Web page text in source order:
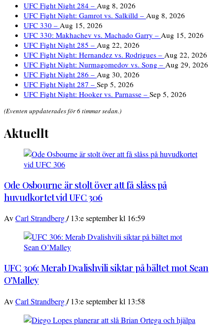
UFC Fight Night 284 – Aug 8, 2026
UFC Fight Night: Gamrot vs. Salkilld – Aug 8, 2026
UFC 330 – Aug 15, 2026
UFC 330: Makhachev vs. Machado Garry – Aug 15, 2026
UFC Fight Night 285 – Aug 22, 2026
UFC Fight Night: Hernandez vs. Rodrigues – Aug 22, 2026
UFC Fight Night: Nurmagomedov vs. Song – Aug 29, 2026
UFC Fight Night 286 – Aug 30, 2026
UFC Fight Night 287 – Sep 5, 2026
UFC Fight Night: Hooker vs. Parnasse – Sep 5, 2026
(Eventen uppdaterades för 6 timmar sedan.)
Aktuellt
Ode Osbourne är stolt över att få slåss på
huvudkortet vid UFC 306
AvCarl Strandberg/ 13:e september kl 16:59
UFC 306: Merab Dvalishvili siktar på bältet mot Sean
O’Malley
AvCarl Strandberg/ 13:e september kl 13:58